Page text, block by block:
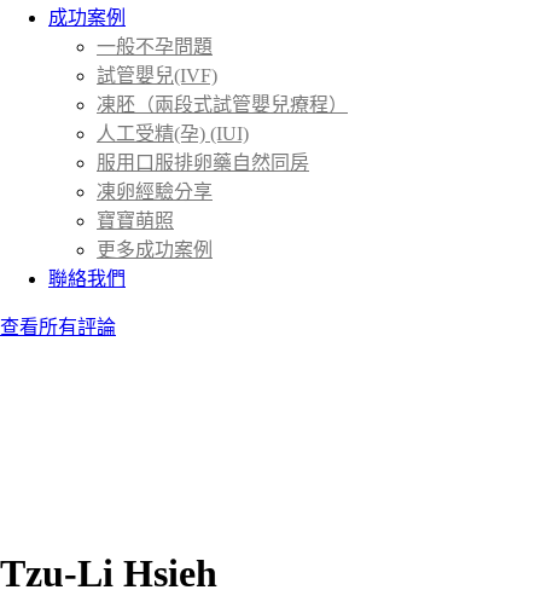
成功案例
一般不孕問題
試管嬰兒(IVF)
凍胚（兩段式試管嬰兒療程）
人工受精(孕) (IUI)
服用口服排卵藥自然同房
凍卵經驗分享
寶寶萌照
更多成功案例
聯絡我們
查看所有評論
Tzu-Li Hsieh